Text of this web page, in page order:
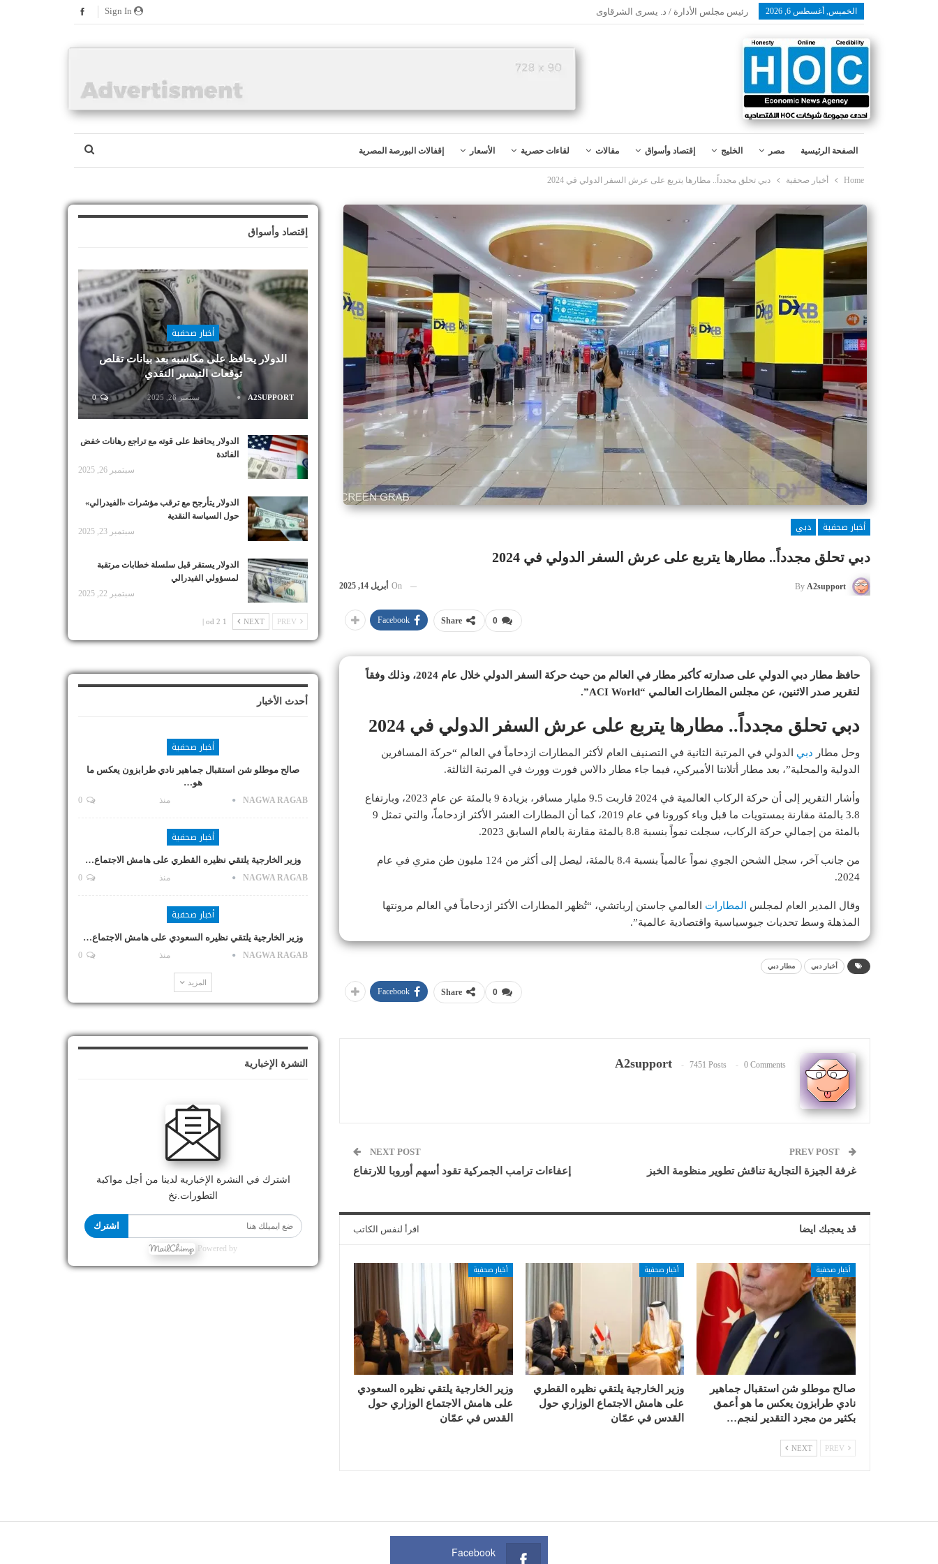
الخميس, أغسطس 6, 2026 رئيس مجلس الأدارة / د. يسرى الشرقاوى
الصفحة الرئيسية مصر الخليج إقتصاد وأسواق مقالات لقاءات حصرية الأسعار إقفالات البورصة المصرية
Home أخبار صحفية دبي تحلق مجدداً.. مطارها يتربع على عرش السفر الدولي في 2024
أخبار صحفية
دبي
دبي تحلق مجدداً.. مطارها يتربع على عرش السفر الدولي في 2024
By A2support
On أبريل 14, 2025
0
Share
Facebook
حافظ مطار دبي الدولي على صدارته كأكبر مطار في العالم من حيث حركة السفر الدولي خلال عام 2024، وذلك وفقاً
لتقرير صدر الاثنين، عن مجلس المطارات العالمي “ACI World”.
دبي تحلق مجدداً.. مطارها يتربع على عرش السفر الدولي في 2024
وحل مطار دبي الدولي في المرتبة الثانية في التصنيف العام لأكثر المطارات ازدحاماً في العالم “حركة المسافرين
الدولية والمحلية”، بعد مطار أتلانتا الأميركي، فيما جاء مطار دالاس فورت وورث في المرتبة الثالثة.
وأشار التقرير إلى أن حركة الركاب العالمية في 2024 قاربت 9.5 مليار مسافر، بزيادة 9 بالمئة عن عام 2023، وبارتفاع
3.8 بالمئة مقارنة بمستويات ما قبل وباء كورونا في عام 2019، كما أن المطارات العشر الأكثر ازدحاماً، والتي تمثل 9
بالمئة من إجمالي حركة الركاب، سجلت نمواً بنسبة 8.8 بالمئة مقارنة بالعام السابق 2023.
من جانب آخر، سجل الشحن الجوي نمواً عالمياً بنسبة 8.4 بالمئة، ليصل إلى أكثر من 124 مليون طن متري في عام
2024.
وقال المدير العام لمجلس المطارات العالمي جاستن إرباتشي، “تُظهر المطارات الأكثر ازدحاماً في العالم مرونتها
المذهلة وسط تحديات جيوسياسية واقتصادية عالمية”.
أخبار دبي مطار دبي
0
Share
Facebook
A2support 7451 Posts 0 Comments
غرفة الجيزة التجارية تناقش تطوير منظومة الخبز
NEXT POST
إعفاءات ترامب الجمركية تقود أسهم أوروبا للارتفاع
قد يعجبك ايضا اقرأ لنفس الكاتب
أخبار صحفية
صالح موطلو شن استقبال جماهير
نادي طرابزون يعكس ما هو أعمق
بكثير من مجرد التقدير لنجم…
أخبار صحفية
وزير الخارجية يلتقي نظيره القطري
على هامش الاجتماع الوزاري حول
القدس في عمّان
أخبار صحفية
وزير الخارجية يلتقي نظيره السعودي
على هامش الاجتماع الوزاري حول
القدس في عمّان
NEXT
إقتصاد وأسواق
أخبار صحفية
الدولار يحافظ على مكاسبه بعد بيانات تقلص
توقعات التيسير النقدي
A2SUPPORT سبتمبر 26, 2025 0
الدولار يحافظ على قوته مع تراجع رهانات خفض
الفائدة
سبتمبر 26, 2025
الدولار يتأرجح مع ترقب مؤشرات «الفيدرالي»
حول السياسة النقدية
سبتمبر 23, 2025
الدولار يستقر قبل سلسلة خطابات مرتقبة
لمسؤولي الفيدرالي
سبتمبر 22, 2025
NEXT
1 od 2 |
أحدث الأخبار
أخبار صحفية
صالح موطلو شن استقبال جماهير نادي طرابزون يعكس ما
هو…
NAGWA RAGAB منذ
أخبار صحفية
وزير الخارجية يلتقي نظيره القطري على هامش الاجتماع…
NAGWA RAGAB منذ
أخبار صحفية
وزير الخارجية يلتقي نظيره السعودي على هامش الاجتماع…
NAGWA RAGAB منذ
المزيد
النشرة الإخبارية
اشترك في النشرة الإخبارية لدينا من أجل مواكبة
التطورات.نخ
اشترك
Powered by
Facebook